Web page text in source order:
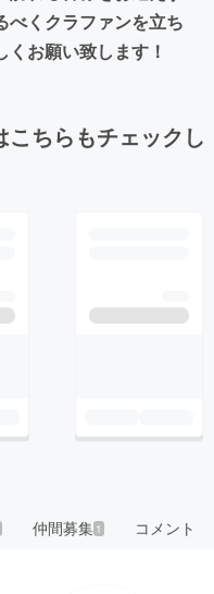
べくクラファンを立ち
お願い致します！
ちらもチェックし
仲間募集 1 コメント